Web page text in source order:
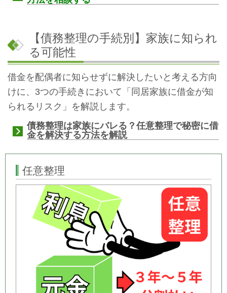
【債務整理の手続別】家族に知られ
る可能性
借金を配偶者に知らせずに解決したいと考える方向
けに、3つの手続きにおいて「同居家族に借金が知
られるリスク」を解説します。
債務整理は家族にバレる？任意整理で秘密に借
金を解決する方法を解説
任意整理